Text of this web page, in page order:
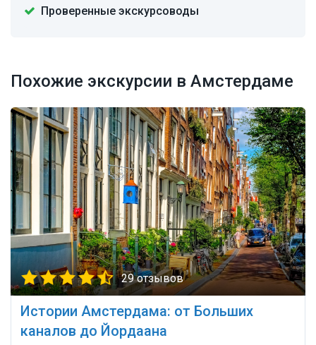
Проверенные экскурсоводы
Похожие экскурсии в Амстердаме
29 отзывов
Истории Амстердама: от Больших
каналов до Йордаана